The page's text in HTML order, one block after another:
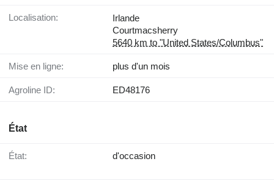
Localisation:
Irlande
Courtmacsherry
5640 km to "United States/Columbus"
Mise en ligne: plus d'un mois
Agroline ID: ED48176
État
État: d'occasion